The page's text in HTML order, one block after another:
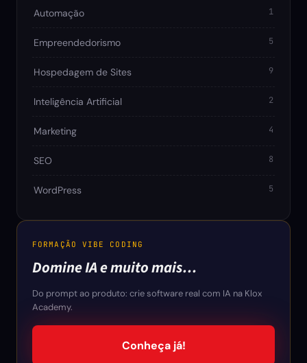
Automação 1
Empreendedorismo 5
Hospedagem de Sites 9
Inteligência Artificial 2
Marketing 4
SEO 8
WordPress 5
FORMAÇÃO VIBE CODING
Domine IA e muito mais…
Do prompt ao produto: crie software real com IA na Klox
Academy.
Conheça já!